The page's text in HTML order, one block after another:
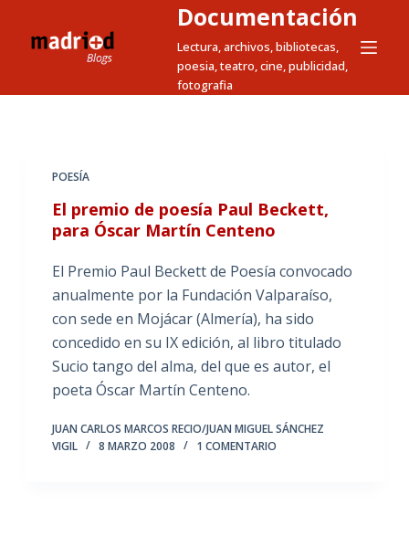
t
Documentación
Lectura, archivos, bibliotecas,
poesia, teatro, cine, publicidad,
fotografia
POESÍA
El premio de poesía Paul Beckett,
para Óscar Martín Centeno
El Premio Paul Beckett de Poesía convocado
anualmente por la Fundación Valparaíso,
con sede en Mojácar (Almería), ha sido
concedido en su IX edición, al libro titulado
Sucio tango del alma, del que es autor, el
poeta Óscar Martín Centeno.
JUAN CARLOS MARCOS RECIO/JUAN MIGUEL SÁNCHEZ
VIGIL
8 MARZO 2008 1 COMENTARIO